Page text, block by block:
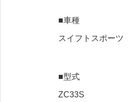
■車種
スイフトスポーツ
■型式
ZC33S